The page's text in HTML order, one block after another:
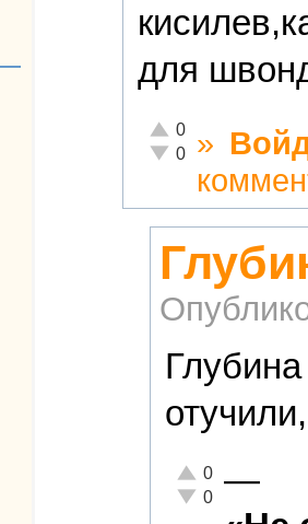
для
Отлично!
0
Неадекватно!
0 »
Отлично!
0
Неадекватно!
0 —